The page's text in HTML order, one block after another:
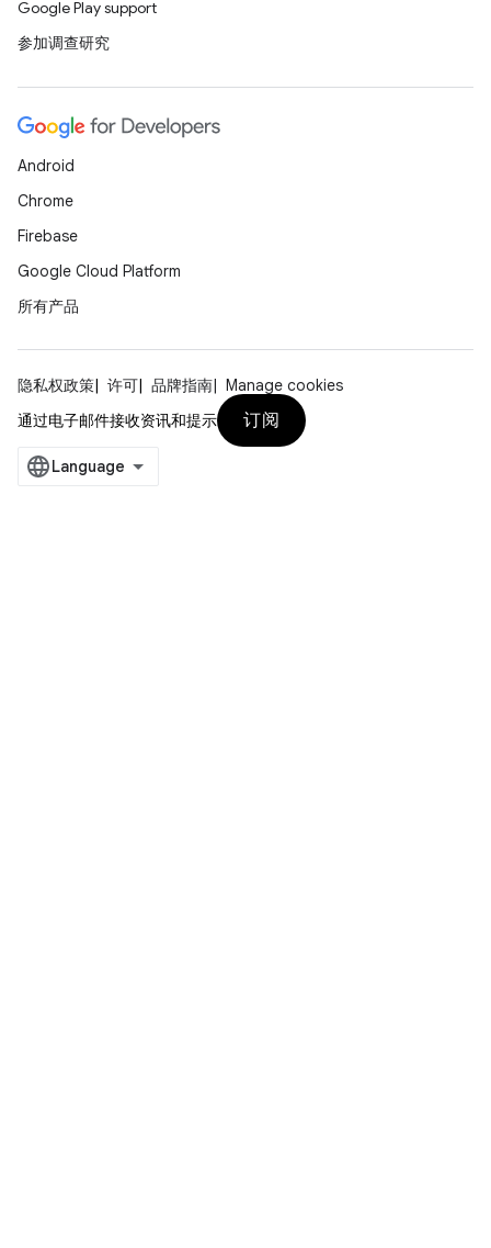
Google Play support
参加调查研究
Android
Chrome
Firebase
Google Cloud Platform
所有产品
隐私权政策 许可 品牌指南
Manage cookies
通过电子邮件接收资讯和提示
订阅